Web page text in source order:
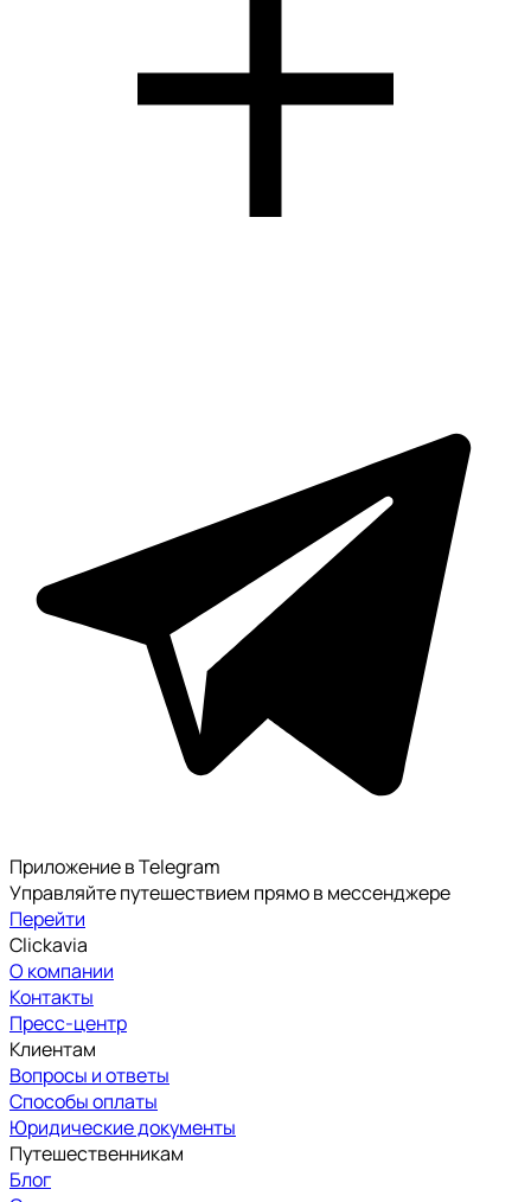
Приложение в Telegram
Управляйте путешествием прямо в мессенджере
Перейти
Clickavia
О компании
Контакты
Пресс-центр
Клиентам
Вопросы и ответы
Способы оплаты
Юридические документы
Путешественникам
Блог